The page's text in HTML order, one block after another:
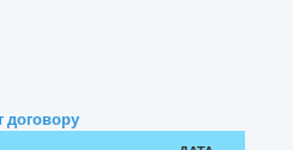
договору